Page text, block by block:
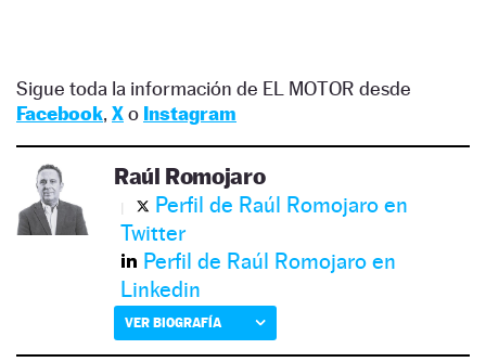
Sigue toda la información de EL MOTOR desde
Facebook, Xo Instagram
Raúl Romojaro
Perfil de Raúl Romojaro en
Twitter
Perfil de Raúl Romojaro en
Linkedin
VER BIOGRAFÍA